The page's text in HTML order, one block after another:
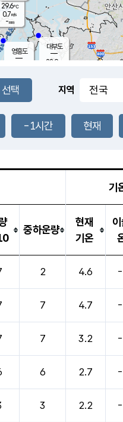
m/s
29.6℃
0.7m/s
-mm
영흥도
27.7
℃
대부도
28.9
지역
-1시간 현재
기
중하운량
현재
기온
2 4.6
7 4.7
7 3.2
6 2.7
3 2.2